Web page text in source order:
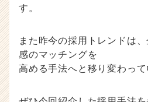
す。
また昨今の採用トレンドは
感のマッチングを
高める手法へと移り変わって